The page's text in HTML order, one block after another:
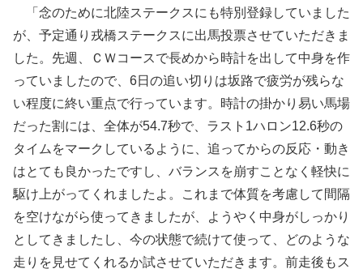
「念のために北陸ステークスにも特別登録していました
が、予定通り戎橋ステークスに出馬投票させていただきま
した。先週、ＣＷコースで長めから時計を出して中身を作
っていましたので、6日の追い切りは坂路で疲労が残らな
い程度に終い重点で行っています。時計の掛かり易い馬場
だった割には、全体が54.7秒で、ラスト1ハロン12.6秒の
タイムをマークしているように、追ってからの反応・動き
はとても良かったですし、バランスを崩すことなく軽快に
駆け上がってくれましたよ。これまで体質を考慮して間隔
を空けながら使ってきましたが、ようやく中身がしっかり
としてきましたし、今の状態で続けて使って、どのような
走りを見せてくれるか試させていただきます。前走後もス